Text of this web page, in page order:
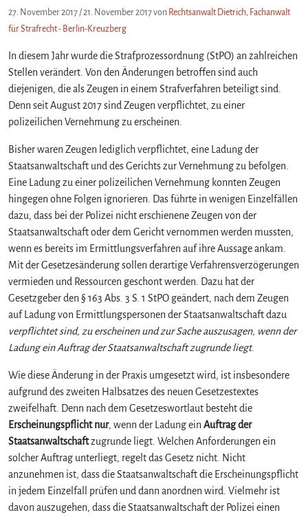
27. November 2017 /21. November 2017von Rechtsanwalt Dietrich, Fachanwalt
für Strafrecht - Berlin-Kreuzberg
In diesem Jahr wurde die Strafprozessordnung (StPO) an zahlreichen
Stellen verändert. Von den Änderungen betroffen sind auch
diejenigen, die als Zeugen in einem Strafverfahren beteiligt sind.
Denn seit August 2017 sind Zeugen verpflichtet, zu einer
polizeilichen Vernehmung zu erscheinen.
Bisher waren Zeugen lediglich verpflichtet, eine Ladung der
Staatsanwaltschaft und des Gerichts zur Vernehmung zu befolgen.
Eine Ladung zu einer polizeilichen Vernehmung konnten Zeugen
hingegen ohne Folgen ignorieren. Das führte in wenigen Einzelfällen
dazu, dass bei der Polizei nicht erschienene Zeugen von der
Staatsanwaltschaft oder dem Gericht vernommen werden mussten,
wenn es bereits im Ermittlungsverfahren auf ihre Aussage ankam.
Mit der Gesetzesänderung sollen derartige Verfahrensverzögerungen
vermieden und Ressourcen geschont werden. Dazu hat der
Gesetzgeber den § 163 Abs. 3 S. 1 StPO geändert, nach dem Zeugen
auf Ladung von Ermittlungspersonen der Staatsanwaltschaft dazu
verpflichtet sind, zu erscheinen und zur Sache auszusagen, wenn der
Ladung ein Auftrag der Staatsanwaltschaft zugrunde liegt.
Wie diese Änderung in der Praxis umgesetzt wird, ist insbesondere
aufgrund des zweiten Halbsatzes des neuen Gesetzestextes
zweifelhaft. Denn nach dem Gesetzeswortlaut besteht die
Erscheinungspflicht nur, wenn der Ladung ein Auftrag der
Staatsanwaltschaftzugrunde liegt. Welchen Anforderungen ein
solcher Auftrag unterliegt, regelt das Gesetz nicht. Nicht
anzunehmen ist, dass die Staatsanwaltschaft die Erscheinungspflicht
in jedem Einzelfall prüfen und dann anordnen wird. Vielmehr ist
davon auszugehen, dass die Staatsanwaltschaft der Polizei einen